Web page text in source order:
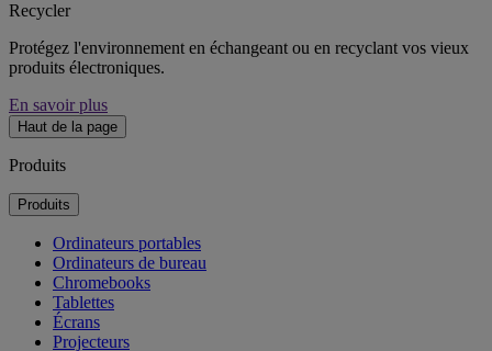
Recycler
Protégez l'environnement en échangeant ou en recyclant vos vieux
produits électroniques.
En savoir plus
Haut de la page
Produits
Produits
Ordinateurs portables
Ordinateurs de bureau
Chromebooks
Tablettes
Écrans
Projecteurs